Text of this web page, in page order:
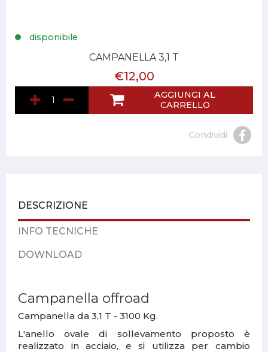
disponibile
CAMPANELLA 3,1 T
€12,00
AGGIUNGI AL
CARRELLO
Condividi
DESCRIZIONE
INFO TECNICHE
DOWNLOAD
Campanella offroad
Campanella da 3,1 T - 3100 Kg.
L'anello ovale di sollevamento proposto è
realizzato in acciaio, e si utilizza per cambio